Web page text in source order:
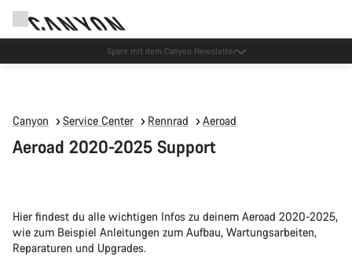
Spare mit dem Canyon Newsletter
Canyon Service Center Rennrad Aeroad
Aeroad 2020-2025 Support
Hier findest du alle wichtigen Infos zu deinem Aeroad 2020-2025,
wie zum Beispiel Anleitungen zum Aufbau, Wartungsarbeiten,
Reparaturen und Upgrades.